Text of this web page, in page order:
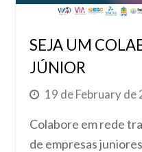
SEJA UM
JÚNIOR
19 de February de
Colabore em rede
de empresas